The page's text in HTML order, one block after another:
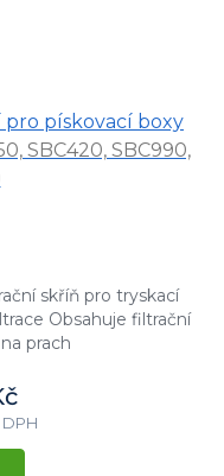
pro pískovací boxy
SBC420, SBC990,
skříň pro tryskací
Obsahuje filtrační
prach
DPH